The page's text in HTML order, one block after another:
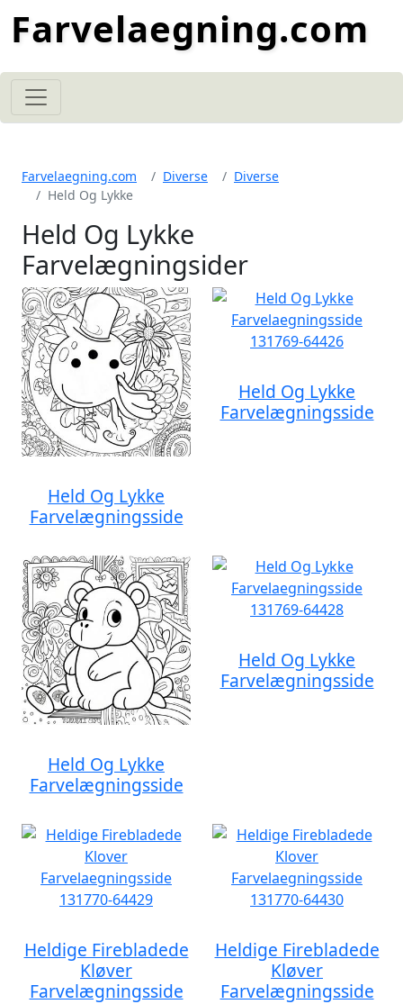
Farvelaegning.com
Farvelaegning.com Diverse
Diverse
Held Og Lykke
Held Og Lykke
Farvelægningsider
Held Og Lykke
Farvelægningsside
Held Og Lykke
Farvelægningsside
Held Og Lykke
Farvelægningsside
Held Og Lykke
Farvelægningsside
Heldige Firebladede
Kløver
Farvelægningsside
Heldige Firebladede
Kløver
Farvelægningsside